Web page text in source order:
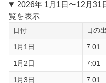
2026年 1月1日〜12月31
覧を表示
日付 日の出
1月1日 7:01
1月2日 7:01
1月3日 7:01